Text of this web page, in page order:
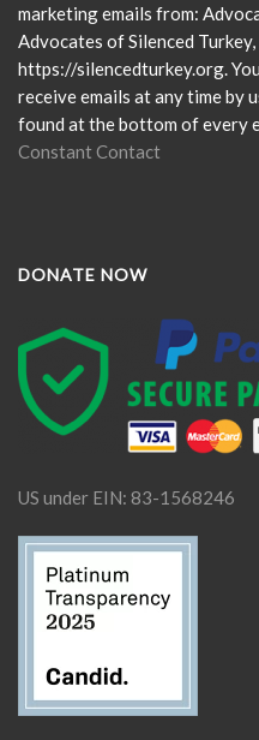
leave
this
field
blank.
marketing emails from:
Advocates of Silenced
https://silencedturkey.org.
receive emails at any time by
found at the bottom of every
Constant Contact
DONATE NOW
US under EIN: 83-1568246